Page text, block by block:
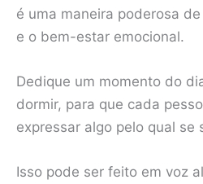
é uma maneira poderosa
e o bem-estar emocional.
Dedique um momento do
dormir, para que cada
expressar algo pelo qual se
Isso pode ser feito em voz